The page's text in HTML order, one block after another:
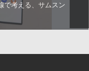
で考える、サムスン